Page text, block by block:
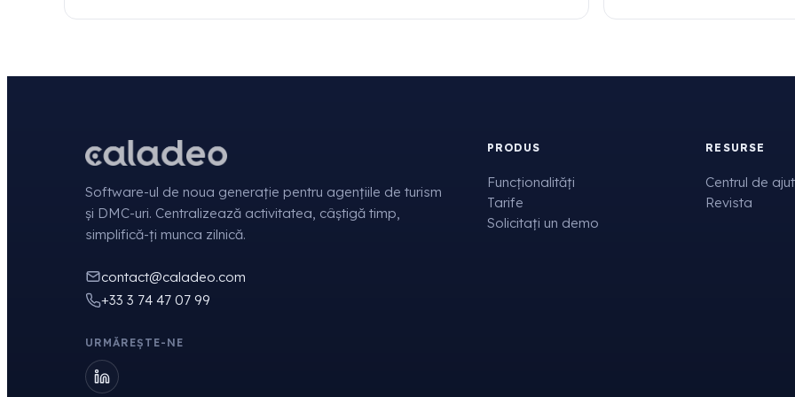
Software-ul de noua generație pentru agențiile de turism
și DMC-uri. Centralizează activitatea, câștigă timp,
simplifică-ți munca zilnică.
contact@caladeo.com
+33 3 74 47 07 99
URMĂREȘTE-NE
PRODUS
Funcționalități
Tarife
Solicitați un demo
RESURSE
Centrul de
Revista